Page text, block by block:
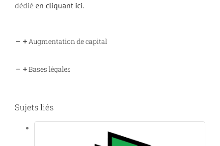
dédiéen cliquant ici.
Augmentation de capital
Bases légales
Sujets liés